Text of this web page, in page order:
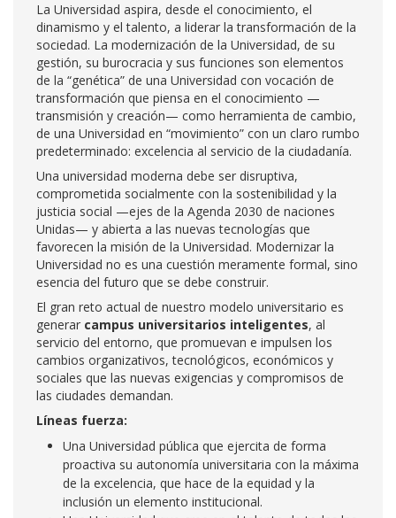
La Universidad aspira, desde el conocimiento, el
dinamismo y el talento, a liderar la transformación de la
sociedad. La modernización de la Universidad, de su
gestión, su burocracia y sus funciones son elementos
de la “genética” de una Universidad con vocación de
transformación que piensa en el conocimiento —
transmisión y creación— como herramienta de cambio,
de una Universidad en “movimiento” con un claro rumbo
predeterminado: excelencia al servicio de la ciudadanía.
Una universidad moderna debe ser disruptiva,
comprometida socialmente con la sostenibilidad y la
justicia social —ejes de la Agenda 2030 de naciones
Unidas— y abierta a las nuevas tecnologías que
favorecen la misión de la Universidad. Modernizar la
Universidad no es una cuestión meramente formal, sino
esencia del futuro que se debe construir.
El gran reto actual de nuestro modelo universitario es
generar campus universitarios inteligentes, al
servicio del entorno, que promuevan e impulsen los
cambios organizativos, tecnológicos, económicos y
sociales que las nuevas exigencias y compromisos de
las ciudades demandan.
Líneas fuerza:
Una Universidad pública que ejercita de forma
proactiva su autonomía universitaria con la máxima
de la excelencia, que hace de la equidad y la
inclusión un elemento institucional.